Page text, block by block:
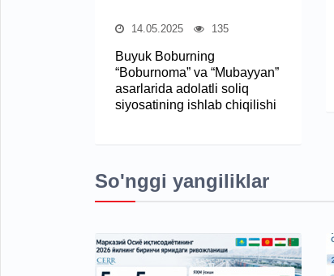
14.05.2025 135
Buyuk Boburning
“Boburnoma” va “Mubayyan”
asarlarida adolatli soliq
siyosatining ishlab chiqilishi
So'nggi yangiliklar